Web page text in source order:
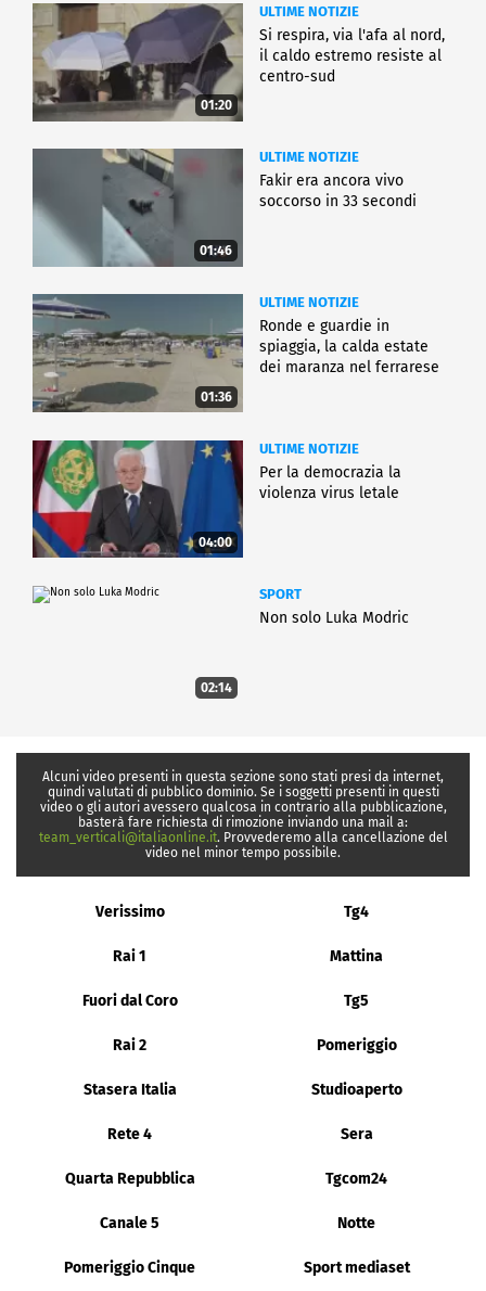
01:20
ULTIME NOTIZIE
Si respira, via l'afa al nord,
il caldo estremo resiste al
centro-sud
01:46
ULTIME NOTIZIE
Fakir era ancora vivo
soccorso in 33 secondi
01:36
ULTIME NOTIZIE
Ronde e guardie in
spiaggia, la calda estate
dei maranza nel ferrarese
04:00
ULTIME NOTIZIE
Per la democrazia la
violenza virus letale
02:14
SPORT
Non solo Luka Modric
Alcuni video presenti in questa sezione sono stati presi da internet,
quindi valutati di pubblico dominio. Se i soggetti presenti in questi
video o gli autori avessero qualcosa in contrario alla pubblicazione,
basterà fare richiesta di rimozione inviando una mail a:
team_verticali@italiaonline.it. Provvederemo alla cancellazione del
video nel minor tempo possibile.
Verissimo Tg4
Rai 1 Mattina
Fuori dal Coro Tg5
Rai 2 Pomeriggio
Stasera Italia Studioaperto
Rete 4 Sera
Quarta Repubblica Tgcom24
Canale 5 Notte
Pomeriggio Cinque Sport mediaset